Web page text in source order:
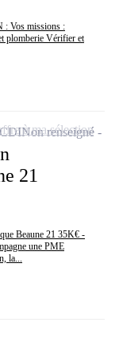
: Vos missions :
plomberie Vérifier et
21
Beaune 21 35K€ -
une PME
la...
CDINon renseigné
à ma sélection